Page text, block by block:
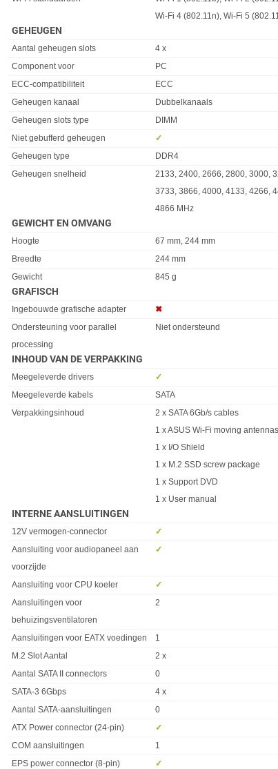
Wi-Fi 4 (802.11n), Wi-Fi 5
GEHEUGEN
Eigenschap Waarde
Aantal geheugen slots
4 x
Component voor
PC
ECC-compatibiliteit
ECC
Geheugen kanaal
Dubbelkanaals
Geheugen slots type
DIMM
Niet gebufferd geheugen
✓︎
Geheugen type
DDR4
Geheugen snelheid
2133, 2400, 2666, 2800, 3000,
3733, 3866, 4000, 4133, 4266,
4866 MHz
GEWICHT EN OMVANG
Eigenschap
Hoogte
67 mm, 244 mm
Breedte
244 mm
Gewicht
845 g
GRAFISCH
Eigenschap Waarde
Ingebouwde grafische adapter
✖︎
Ondersteuning voor parallel
processing
Niet ondersteund
INHOUD VAN DE VERPAKKING
Eigenschap Waarde
Meegeleverde drivers
✓︎
Meegeleverde kabels
SATA
Verpakkingsinhoud
2 x SATA 6Gb/s cables
1 x ASUS Wi-Fi moving antennas
1 x I/O Shield
1 x M.2 SSD screw package
1 x Support DVD
1 x User manual
INTERNE AANSLUITINGEN
Eigenschap Waarde
12V vermogen-connector
✓︎
Aansluiting voor audiopaneel aan
voorzijde
✓︎
Aansluiting voor CPU koeler
✓︎
Aansluitingen voor
behuizingsventilatoren
2
Aansluitingen voor EATX voedingen
1
M.2 Slot Aantal
2 x
Aantal SATA II connectors
0
SATA-3 6Gbps
4 x
Aantal SATA-aansluitingen
0
ATX Power connector (24-pin)
✓︎
COM aansluitingen
1
EPS power connector (8-pin)
✓︎